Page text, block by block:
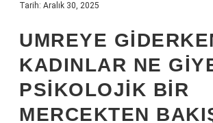
Tarih: Aralık 30, 2025
UMREYE
KADINLAR NE
PSIKOLOJIK BIR
MERCEKTEN